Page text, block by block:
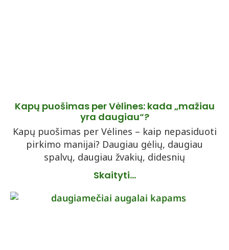
Kapų puošimas per Vėlines: kada „mažiau
yra daugiau“?
Kapų puošimas per Vėlines – kaip nepasiduoti
pirkimo manijai? Daugiau gėlių, daugiau
spalvų, daugiau žvakių, didesnių
Skaityti...